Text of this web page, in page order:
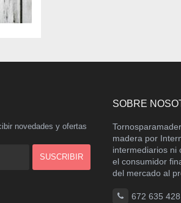
novedades y ofertas
SOBRE
madera por
intermediarios ni
el consumidor
del mercado al
672 635 428